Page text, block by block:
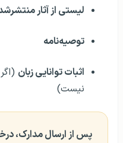
لیستی از آثار
توصیه‌نامه
اثبات توانایی زبان
نیست)
پس از ارسال مدارک،